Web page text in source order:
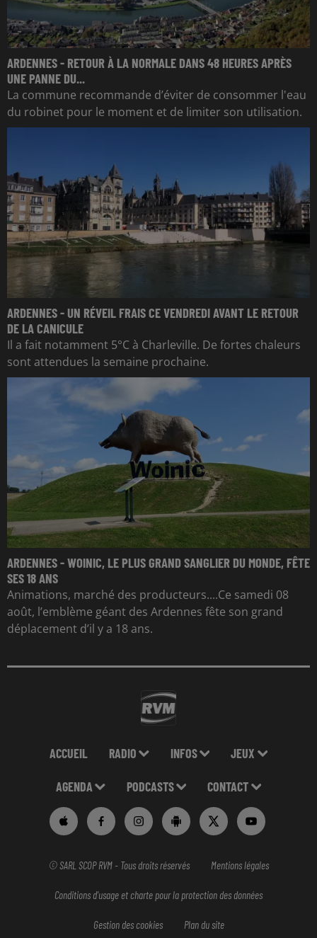
ARDENNES - RETOUR À LA NORMALE DANS 48 HEURES APRÈS
UNE PANNE DU...
La commune recommande d’éviter de consommer l'eau
du robinet pour le moment et de limiter son utilisation.
ARDENNES - UN RÉVEIL FRAIS CE VENDREDI AVANT LE RETOUR
DE LA CANICULE
Il a fait notamment 5°C à Charleville. De fortes chaleurs
sont attendues la semaine prochaine.
ARDENNES - WOINIC, LE PLUS GRAND SANGLIER DU MONDE, FÊTE
SES 18 ANS
Animations, marché des producteurs....Ce samedi 08
août, l’emblème géant des Ardennes fête son grand
déplacement d’il y a 18 ans.
ACCUEIL RADIO INFOS JEUX
AGENDA PODCASTS CONTACT
© SARL SCOP RVM - Tous droits réservés Mentions légales
Conditions d'usage et charte pour la protection des données
Gestion des cookies Plan du site